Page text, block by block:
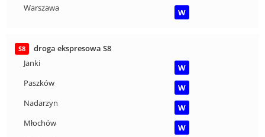
Warszawa W
S8
droga ekspresowa S8
Janki
W
Paszków
W
Nadarzyn
W
Młochów
W